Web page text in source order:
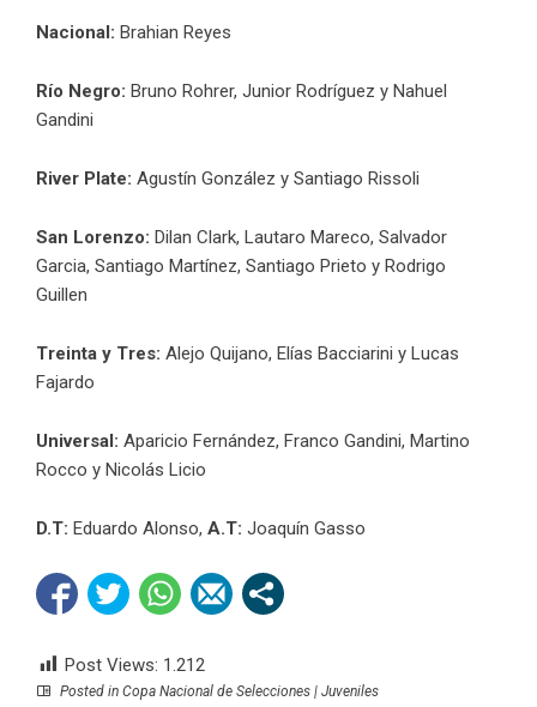
Nacional: Brahian Reyes
Río Negro: Bruno Rohrer, Junior Rodríguez y Nahuel
Gandini
River Plate: Agustín González y Santiago Rissoli
San Lorenzo: Dilan Clark, Lautaro Mareco, Salvador
Garcia, Santiago Martínez, Santiago Prieto y Rodrigo
Guillen
Treinta y Tres: Alejo Quijano, Elías Bacciarini y Lucas
Fajardo
Universal: Aparicio Fernández, Franco Gandini, Martino
Rocco y Nicolás Licio
D.T: Eduardo Alonso, A.T: Joaquín Gasso
Post Views: 1.212
Posted in Copa Nacional de Selecciones | Juveniles